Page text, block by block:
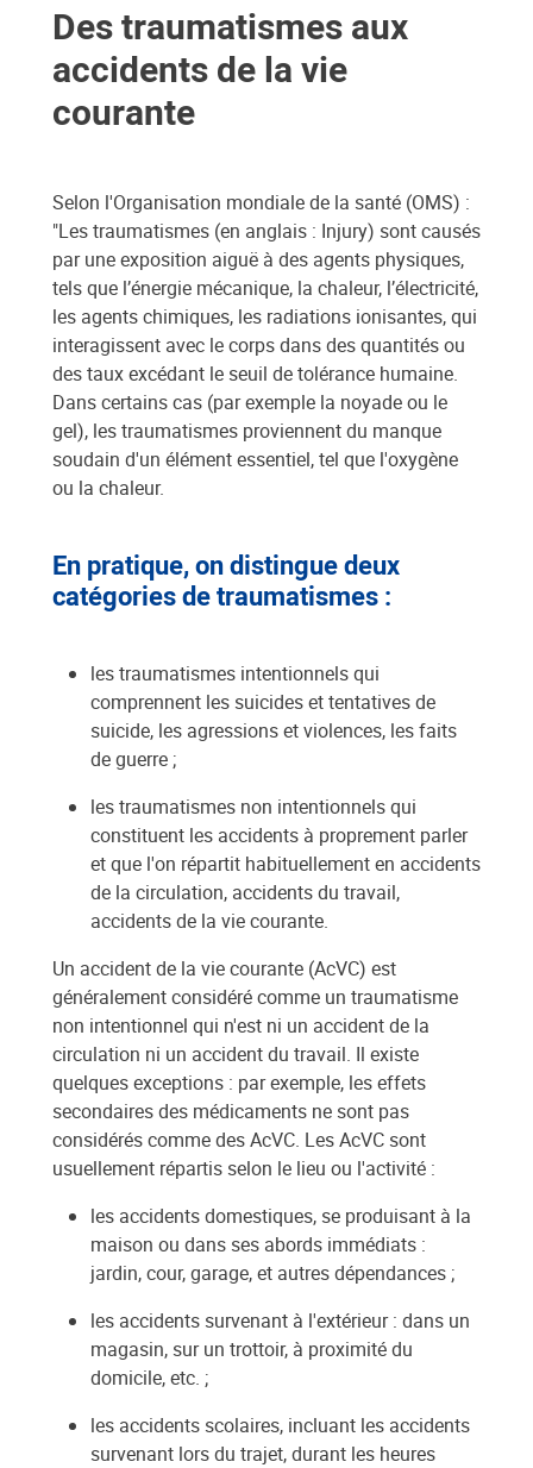
Des traumatismes aux
accidents de la vie
courante
Selon l'Organisation mondiale de la santé (OMS) :
"Les traumatismes (en anglais : Injury) sont causés
par une exposition aiguë à des agents physiques,
tels que l’énergie mécanique, la chaleur, l’électricité,
les agents chimiques, les radiations ionisantes, qui
interagissent avec le corps dans des quantités ou
des taux excédant le seuil de tolérance humaine.
Dans certains cas (par exemple la noyade ou le
gel), les traumatismes proviennent du manque
soudain d'un élément essentiel, tel que l'oxygène
ou la chaleur.
En pratique, on distingue deux
catégories de traumatismes :
les traumatismes intentionnels qui
comprennent les suicides et tentatives de
suicide, les agressions et violences, les faits
de guerre ;
les traumatismes non intentionnels qui
constituent les accidents à proprement parler
et que l'on répartit habituellement en accidents
de la circulation, accidents du travail,
accidents de la vie courante.
Un accident de la vie courante (AcVC) est
généralement considéré comme un traumatisme
non intentionnel qui n'est ni un accident de la
circulation ni un accident du travail. Il existe
quelques exceptions : par exemple, les effets
secondaires des médicaments ne sont pas
considérés comme des AcVC. Les AcVC sont
usuellement répartis selon le lieu ou l'activité :
les accidents domestiques, se produisant à la
maison ou dans ses abords immédiats :
jardin, cour, garage, et autres dépendances ;
les accidents survenant à l'extérieur : dans un
magasin, sur un trottoir, à proximité du
domicile, etc. ;
les accidents scolaires, incluant les accidents
survenant lors du trajet, durant les heures